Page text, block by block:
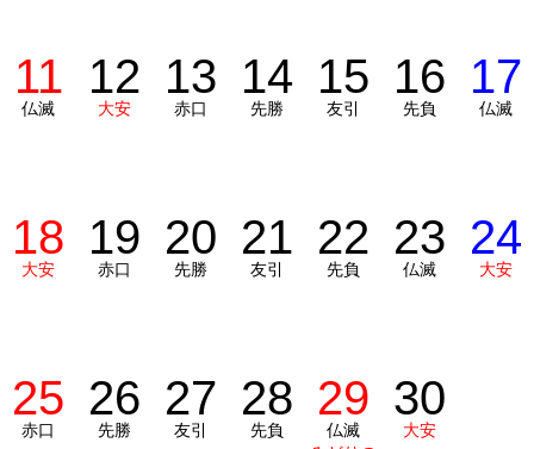
11
仏滅
12
大安
13
赤口
14
先勝
15
友引
16
先負
17
仏滅
18
大安
19
赤口
20
先勝
21
友引
22
先負
23
仏滅
24
大安
25
赤口
26
先勝
27
友引
28
先負
29
仏滅
30
大安